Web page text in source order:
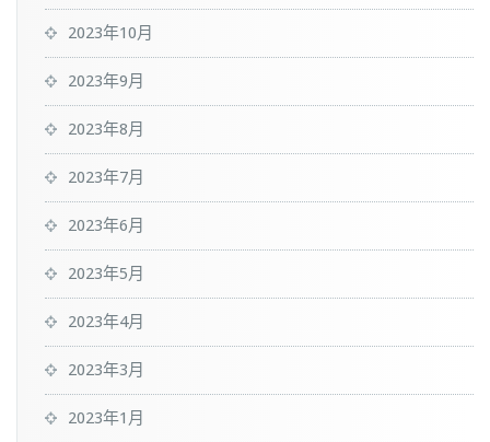
2023年10月
2023年9月
2023年8月
2023年7月
2023年6月
2023年5月
2023年4月
2023年3月
2023年1月